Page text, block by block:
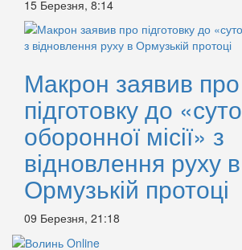
15 Березня, 8:14
Макрон заявив про
підготовку до «суто
оборонної місії» з
відновлення руху в
Ормузькій протоці
09 Березня, 21:18